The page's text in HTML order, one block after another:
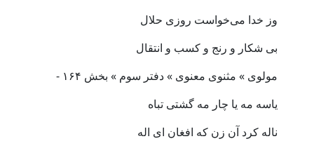
وز خدا می‌خواست روزی حلال
بی شکار و رنج و کسب و انتقال
مولوی » مثنوی معنوی » دفتر سوم » بخش ۱۶۴ -
یاسه مه یا چار مه گشتی تباه
ناله کرد آن زن که افغان ای اله